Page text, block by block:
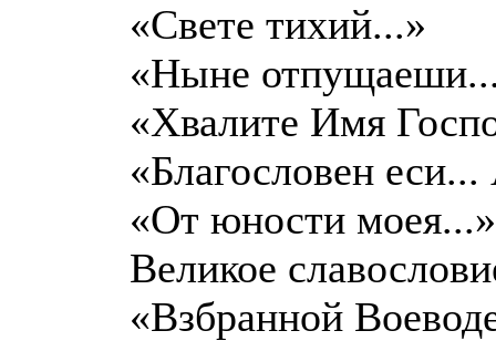
«Свете тихий...»
«Ныне
«Хвалите Имя
«Благословен
«От юности моея...»
Великое
«Взбранной